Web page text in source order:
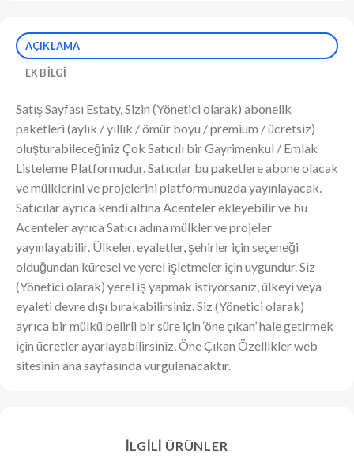
AÇIKLAMA
EK BILGI
Satış Sayfası Estaty, Sizin (Yönetici olarak) abonelik
paketleri (aylık / yıllık / ömür boyu / premium / ücretsiz)
oluşturabileceğiniz Çok Satıcılı bir Gayrimenkul / Emlak
Listeleme Platformudur. Satıcılar bu paketlere abone olacak
ve mülklerini ve projelerini platformunuzda yayınlayacak.
Satıcılar ayrıca kendi altına Acenteler ekleyebilir ve bu
Acenteler ayrıca Satıcı adına mülkler ve projeler
yayınlayabilir. Ülkeler, eyaletler, şehirler için seçeneği
olduğundan küresel ve yerel işletmeler için uygundur. Siz
(Yönetici olarak) yerel iş yapmak istiyorsanız, ülkeyi veya
eyaleti devre dışı bırakabilirsiniz. Siz (Yönetici olarak)
ayrıca bir mülkü belirli bir süre için ‘öne çıkan’ hale getirmek
için ücretler ayarlayabilirsiniz. Öne Çıkan Özellikler web
sitesinin ana sayfasında vurgulanacaktır.
İLGILI ÜRÜNLER